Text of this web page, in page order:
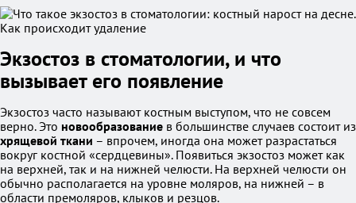
Экзостоз в стоматологии, и что
вызывает его появление
Экзостоз часто называют костным выступом, что не совсем
верно. Это новообразование в большинстве случаев состоит из
хрящевой ткани – впрочем, иногда она может разрастаться
вокруг костной «сердцевины». Появиться экзостоз может как
на верхней, так и на нижней челюсти. На верхней челюсти он
обычно располагается на уровне моляров, на нижней – в
области премоляров, клыков и резцов.